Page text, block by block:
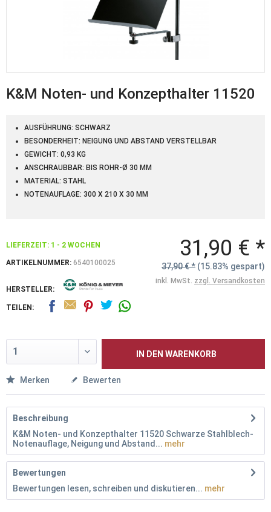
K&M Noten- und Konzepthalter 11520
AUSFÜHRUNG: SCHWARZ
BESONDERHEIT: NEIGUNG UND ABSTAND VERSTELLBAR
GEWICHT: 0,93 KG
ANSCHRAUBBAR: BIS ROHR-Ø 30 MM
MATERIAL: STAHL
NOTENAUFLAGE: 300 X 210 X 30 MM
LIEFERZEIT: 1 - 2 WOCHEN
ARTIKELNUMMER: 6540100025
HERSTELLER:
31,90 € *
37,90 € * (15.83% gespart)
inkl. MwSt. zzgl. Versandkosten
TEILEN:
IN DEN WARENKORB
Merken Bewerten
Beschreibung
K&M Noten- und Konzepthalter 11520 Schwarze Stahlblech-
Notenauflage, Neigung und Abstand... mehr
Bewertungen
Bewertungen lesen, schreiben und diskutieren... mehr